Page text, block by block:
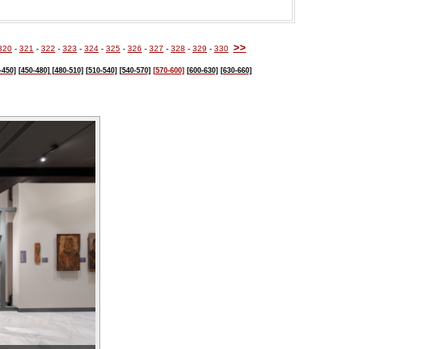
- 321 - 322 - 323 - 324 - 325 - 326 - 327 - 328 - 329 - 330 >>
450] [450-480] [480-510] [510-540] [540-570] [570-600] [600-630] [630-660]